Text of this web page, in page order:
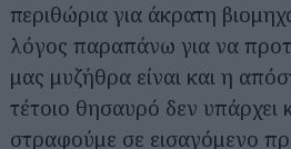
περιθώρια για άκρατη
λόγος παραπάνω για να
μας μυζήθρα είναι και η
τέτοιο θησαυρό δεν υπάρχει
στραφούμε σε εισαγόμενο